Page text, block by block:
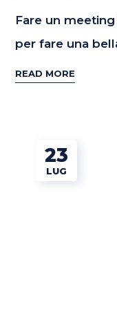
Fare un
per fare una
READ MORE
23
LUG